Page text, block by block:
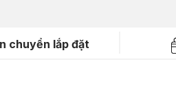
chuyển lắp đặt